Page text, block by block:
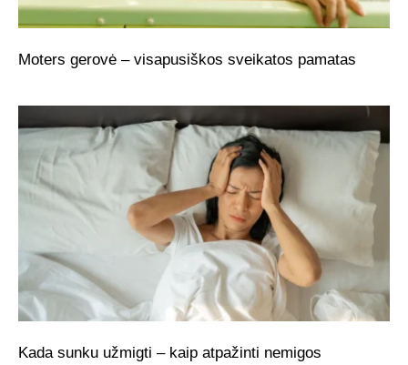
Moters gerovė – visapusiškos sveikatos pamatas
Kada sunku užmigti – kaip atpažinti nemigos